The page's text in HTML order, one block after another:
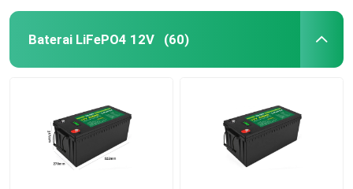
Baterai LiFePO4 12V (60)